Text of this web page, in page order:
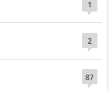
1
2
87